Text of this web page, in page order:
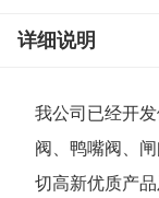
详细说明
我公司已经开
阀、鸭嘴阀、
切高新优质产